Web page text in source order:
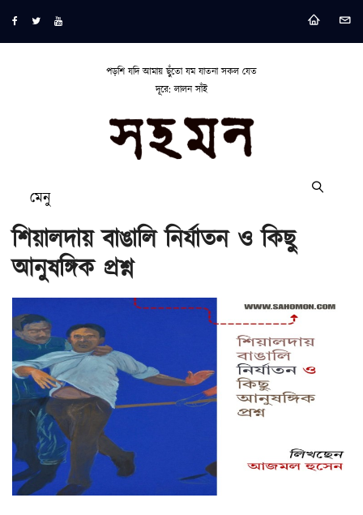
পড়শি যদি আমায় ছুঁতো যম যাতনা সকল যেত
দূরে: লালন সাঁই
মেনু
শিয়ালদায় বাঙালি নির্যাতন ও কিছু
আনুষঙ্গিক প্রশ্ন